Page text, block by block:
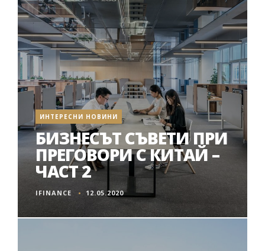
ИНТЕРЕСНИ НОВИНИ
БИЗНЕСЪТ СЪВЕТИ ПРИ
ПРЕГОВОРИ С КИТАЙ –
ЧАСТ 2
IFINANCE 12.05.2020